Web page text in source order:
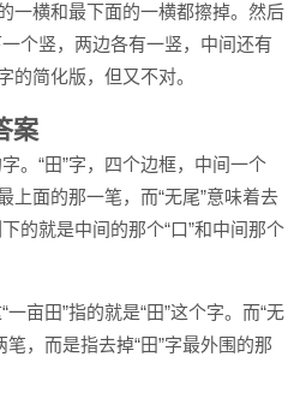
一横和最下面的一横都擦掉。然后
个竖，两边各有一竖，中间还有
的简化版，但又不对。
案
。“田”字，四个边框，中间一个
上面的那一笔，而“无尾”意味着去
的就是中间的那个“口”和中间那个
亩田”指的就是“田”这个字。而“无
，而是指去掉“田”字最外围的那